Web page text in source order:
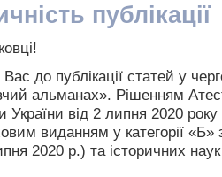
публікації
до публікації статей у
альманах». Рішенням
України від 2 липня 2020
виданням у категорії
2020 р.) та історичних